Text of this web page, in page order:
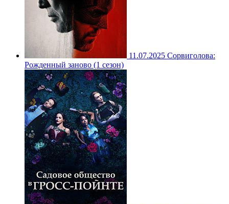
11.07.2025 Сорвиголова:
Рожденный заново (1 сезон)